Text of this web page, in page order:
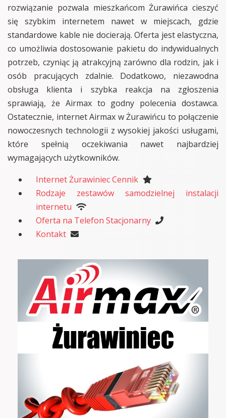
rozwiązanie pozwala mieszkańcom Żurawińca cieszyć
się szybkim internetem nawet w miejscach, gdzie
standardowe kable nie docierają. Oferta jest elastyczna,
co umożliwia dostosowanie pakietu do indywidualnych
potrzeb, czyniąc ją atrakcyjną zarówno dla rodzin, jak i
osób pracujących zdalnie. Dodatkowo, niezawodna
obsługa klienta i szybka reakcja na zgłoszenia
sprawiają, że Airmax to godny polecenia dostawca.
Ostatecznie, internet Airmax w Żurawińcu to połączenie
nowoczesnych technologii z wysokiej jakości usługami,
które spełnią oczekiwania nawet najbardziej
wymagających użytkowników.
Internet Żurawiniec Cennik
Rodzaje zestawów samodzielnej instalacji
internetu
Oferta na Telefon Stacjonarny
Kontakt